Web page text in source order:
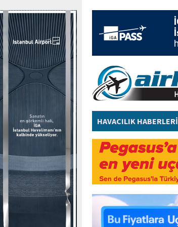
HAVACILIK HABERLERİ